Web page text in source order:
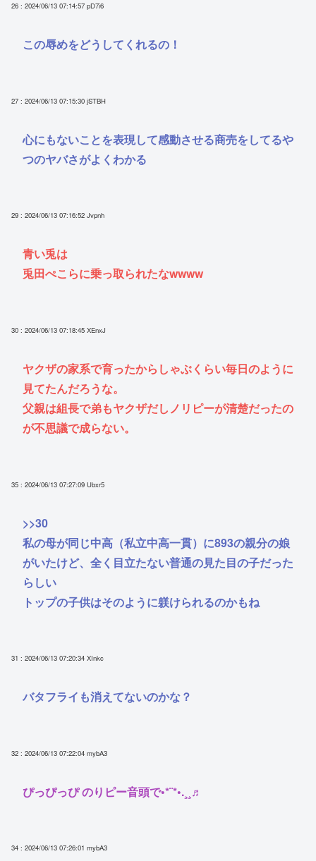
26 : 2024/06/13 07:14:57 pD7i6
この辱めをどうしてくれるの！
27 : 2024/06/13 07:15:30 jSTBH
心にもないことを表現して感動させる商売をしてるや
つのヤバさがよくわかる
29 : 2024/06/13 07:16:52 Jvpnh
青い兎は
兎田ぺこらに乗っ取られたなwwww
30 : 2024/06/13 07:18:45 XEnxJ
ヤクザの家系で育ったからしゃぶくらい毎日のように
見てたんだろうな。
父親は組長で弟もヤクザだしノリピーが清楚だったの
が不思議で成らない。
35 : 2024/06/13 07:27:09 Ubxr5
>>30
私の母が同じ中高（私立中高一貫）に893の親分の娘
がいたけど、全く目立たない普通の見た目の子だった
らしい
トップの子供はそのように躾けられるのかもね
31 : 2024/06/13 07:20:34 XInkc
バタフライも消えてないのかな？
32 : 2024/06/13 07:22:04 mybA3
ぴっぴっぴ のりピー音頭で•*¨*•.¸¸♬︎
34 : 2024/06/13 07:26:01 mybA3